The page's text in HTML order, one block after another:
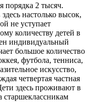
порядка 2 тысяч.
настолько высок,
не уступает
количеству детей в
индивидуальный
большое количество
футбола, тенниса,
искусство,
четвертая частная
здесь проживают в
старшеклассникам